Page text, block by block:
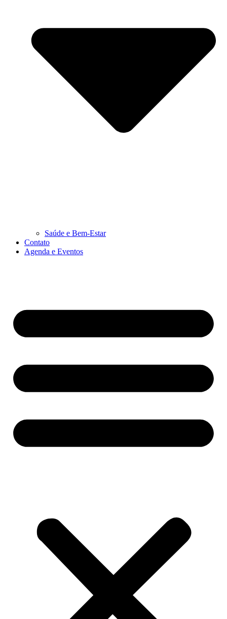
Saúde e Bem-Estar
Contato
Agenda e Eventos